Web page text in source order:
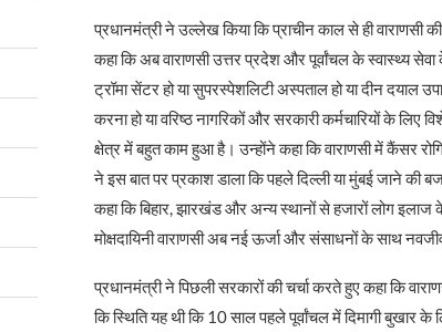
प्रधानमंत्री ने उल्लेख किया कि प्राचीन काल से ही वाराणसी
कहा कि अब वाराणसी उत्तर प्रदेश और पूर्वांचल के स्वास्थ्य
ट्रॉमा सेंटर हो या सुपरस्पेशलिटी अस्पताल हो या दीन दयाल
करना हो या वरिष्ठ नागरिकों और सरकारी कर्मचारियों के
क्षेत्र में बहुत काम हुआ है। उन्होंने कहा कि वाराणसी में कैंसर
ने इस बात पर प्रकाश डाला कि पहले दिल्ली या मुंबई जाने की
कहा कि बिहार, झारखंड और अन्य स्थानों से हजारों लोग
मोक्षदायिनी वाराणसी अब नई ऊर्जा और संसाधनों के साथ
प्रधानमंत्री ने पिछली सरकारों की चर्चा करते हुए कहा कि
कि स्थिति यह थी कि 10 साल पहले पूर्वांचल में दिमागी बुखार